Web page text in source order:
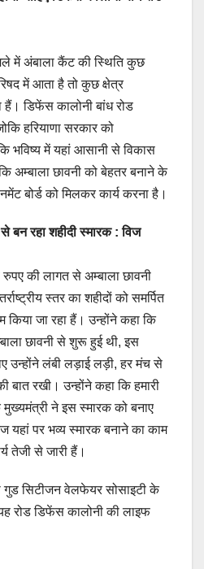
में अंबाला कैंट की स्थिति कुछ
में आता है तो कुछ क्षेत्र
डिफेंस कालोनी बांध रोड
हरियाणा सरकार को
भविष्य में यहां आसानी से विकास
अम्बाला छावनी को बेहतर बनाने के
बोर्ड को मिलकर कार्य करना है।
बन रहा शहीदी स्मारक : विज
की लागत से अम्बाला छावनी
स्तर का शहीदों को समर्पित
किया जा रहा हैं। उन्होंने कहा कि
छावनी से शुरू हुई थी, इस
उन्होंने लंबी लड़ाई लड़ी, हर मंच से
बात रखी। उन्होंने कहा कि हमारी
मुख्यमंत्री ने इस स्मारक को बनाए
यहां पर भव्य स्मारक बनाने का काम
तेजी से जारी हैं।
सिटीजन वेलफेयर सोसाइटी के
यह रोड डिफेंस कालोनी की लाइफ